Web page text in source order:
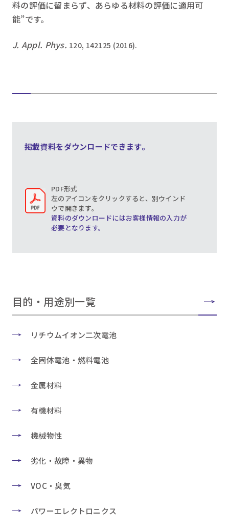
料の評価に留まらず、あらゆる材料の評価に適用可
能”です。
J. Appl. Phys. 120, 142125 (2016).
掲載資料をダウンロードできます。
PDF形式
左のアイコンをクリックすると、別ウインド
ウで開きます。
資料のダウンロードにはお客様情報の入力が
必要となります。
目的・用途別一覧
リチウムイオン二次電池
全固体電池・燃料電池
金属材料
有機材料
機械物性
劣化・故障・異物
VOC・臭気
パワーエレクトロニクス